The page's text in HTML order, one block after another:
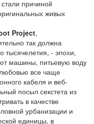
причиной
живых
Project,
так должна
тысячелетия, - эпохи,
машины, питьевую воду
все чаще
кабеля и веб-
посыл секстета из
в качестве
урбанизации и
единицы, в